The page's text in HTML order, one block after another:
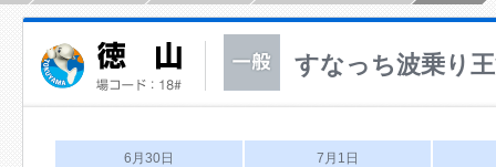
すなっち波乗り
6月30日 7月1日